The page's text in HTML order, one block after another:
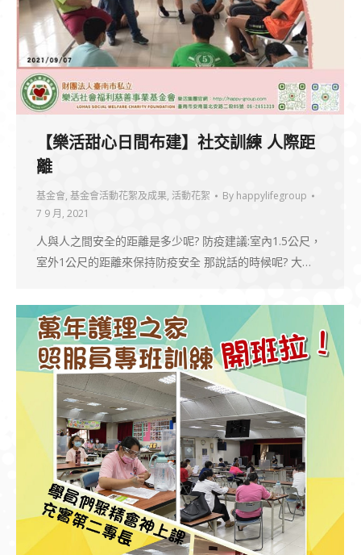
【樂活甜心日間布建】社交訓練 人際距
離
基金會, 基金會活動花絮及成果, 活動花絮 By happylifegroup
7 9 月, 2021
人與人之間安全的距離是多少呢? 防疫建議:室內1.5公尺，
室外1公尺的距離來保持防疫安全 那說話的時候呢? 大…